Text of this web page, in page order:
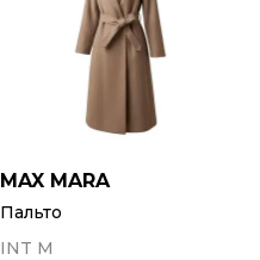
MAX MARA
Пальто
INT M